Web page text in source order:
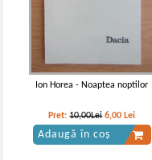
Ion Horea - Noaptea noptilor
Pret:10,00Lei 6,00 Lei
Adaugă în coș